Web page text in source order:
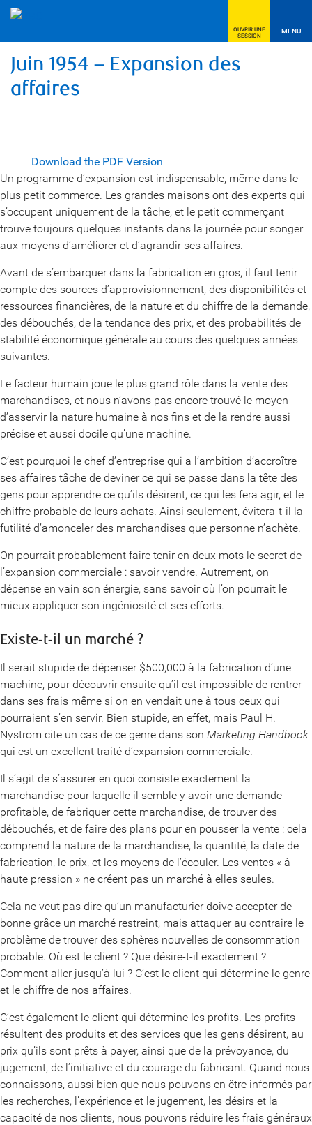
OUVRIR UNE
SESSION
MENU
Juin 1954 – Expansion des
affaires
Download the PDF Version
Un programme d’expansion est indispensable, même dans le
plus petit commerce. Les grandes maisons ont des experts qui
s’occupent uniquement de la tâche, et le petit commerçant
trouve toujours quelques instants dans la journée pour songer
aux moyens d’améliorer et d’agrandir ses affaires.
Avant de s’embarquer dans la fabrication en gros, il faut tenir
compte des sources d’approvisionnement, des disponibilités et
ressources financières, de la nature et du chiffre de la demande,
des débouchés, de la tendance des prix, et des probabilités de
stabilité économique générale au cours des quelques années
suivantes.
Le facteur humain joue le plus grand rôle dans la vente des
marchandises, et nous n’avons pas encore trouvé le moyen
d’asservir la nature humaine à nos fins et de la rendre aussi
précise et aussi docile qu’une machine.
C’est pourquoi le chef d’entreprise qui a l’ambition d’accroître
ses affaires tâche de deviner ce qui se passe dans la tête des
gens pour apprendre ce qu’ils désirent, ce qui les fera agir, et le
chiffre probable de leurs achats. Ainsi seulement, évitera-t-il la
futilité d’amonceler des marchandises que personne n’achète.
On pourrait probablement faire tenir en deux mots le secret de
l’expansion commerciale : savoir vendre. Autrement, on
dépense en vain son énergie, sans savoir où l’on pourrait le
mieux appliquer son ingéniosité et ses efforts.
Existe-t-il un marché ?
Il serait stupide de dépenser $500,000 à la fabrication d’une
machine, pour découvrir ensuite qu’il est impossible de rentrer
dans ses frais même si on en vendait une à tous ceux qui
pourraient s’en servir. Bien stupide, en effet, mais Paul H.
Nystrom cite un cas de ce genre dans son Marketing Handbook
qui est un excellent traité d’expansion commerciale.
Il s’agit de s’assurer en quoi consiste exactement la
marchandise pour laquelle il semble y avoir une demande
profitable, de fabriquer cette marchandise, de trouver des
débouchés, et de faire des plans pour en pousser la vente : cela
comprend la nature de la marchandise, la quantité, la date de
fabrication, le prix, et les moyens de l’écouler. Les ventes « à
haute pression » ne créent pas un marché à elles seules.
Cela ne veut pas dire qu’un manufacturier doive accepter de
bonne grâce un marché restreint, mais attaquer au contraire le
problème de trouver des sphères nouvelles de consommation
probable. Où est le client ? Que désire-t-il exactement ?
Comment aller jusqu’à lui ? C’est le client qui détermine le genre
et le chiffre de nos affaires.
C’est également le client qui détermine les profits. Les profits
résultent des produits et des services que les gens désirent, au
prix qu’ils sont prêts à payer, ainsi que de la prévoyance, du
jugement, de l’initiative et du courage du fabricant. Quand nous
connaissons, aussi bien que nous pouvons en être informés par
les recherches, l’expérience et le jugement, les désirs et la
capacité de nos clients, nous pouvons réduire les frais généraux